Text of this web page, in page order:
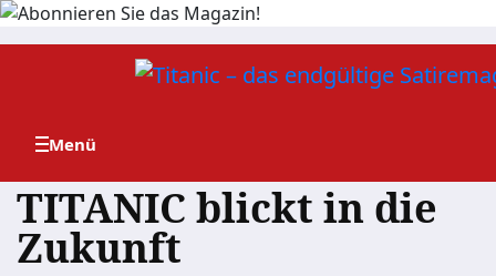
Zum
TITANIC blickt in die
Zukunft